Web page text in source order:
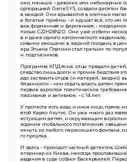
ики, меньше – девочки или небинарные
орпорацией GeneSYS, создали десятки
в каждой. Они врываются в элитные
а богатые приёмы - и крушат всё, что им
вка, форменная и фирменная, -
писью C22H28N2O. Они уже избили
в и даже одного католического
сивыми юношами в жаркий полдень в
ера Этьена Платини стал третьим по
н. подписчиков.
Программа КПД ясна: отцы предали
следство лишь долги и прочие бедствия
адо заставить отцов (и матерей, заодно)
бязанности – или отдать власть детям
первое взрослое политическое
пассивное и активное, – с 14 лет.
У протеста есть ведь и иное лицо, прямо
ятой Карло Акутис. Он уже много раз
естующим детям, и окружающим
ждение глобального потепления,
икнуть из любого пересохшего фонтана,
го проулка.
И здесь - приходит частный детектив
етеринар из Киева, некогда
авдания в суде собаки Баскервилей.